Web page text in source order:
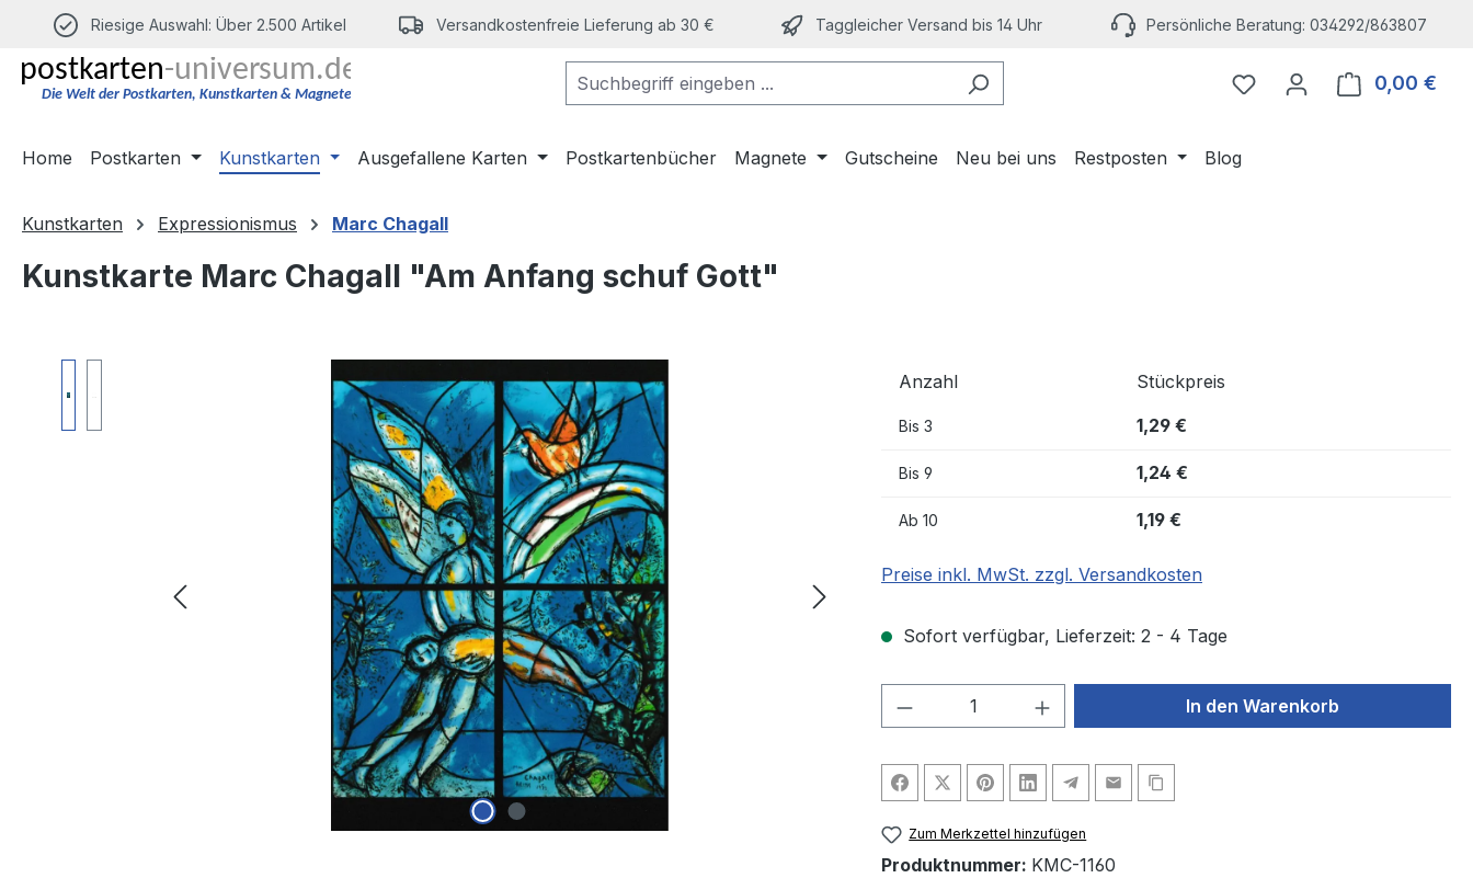
Hauptinhalt springen
Zur Suche springen
Zur Hauptnavigation springen
Riesige Auswahl: Über 2.500 Artikel Versandkostenfreie Lieferung ab 30 € Taggleicher Versand bis 14 Uhr Persönliche Beratung: 034292/863807
Du hast 0 Produkte auf
0,00 €
Home Postkarten Kunstkarten Ausgefallene Karten Postkartenbücher Magnete Gutscheine Neu bei uns Restposten Blog
Kunstkarten Expressionismus Marc Chagall
Kunstkarte Marc Chagall "Am Anfang schuf Gott"
Anzahl Stückpreis
Bis 3 1,29 €
Bis 9 1,24 €
Ab 10 1,19 €
Preise inkl. MwSt. zzgl. Versandkosten
Sofort verfügbar, Lieferzeit: 2 - 4 Tage
Produkt Anzahl: Gib den gewünschten Wert
In den Warenkorb
Zum Merkzettel hinzufügen
Produktnummer: KMC-1160